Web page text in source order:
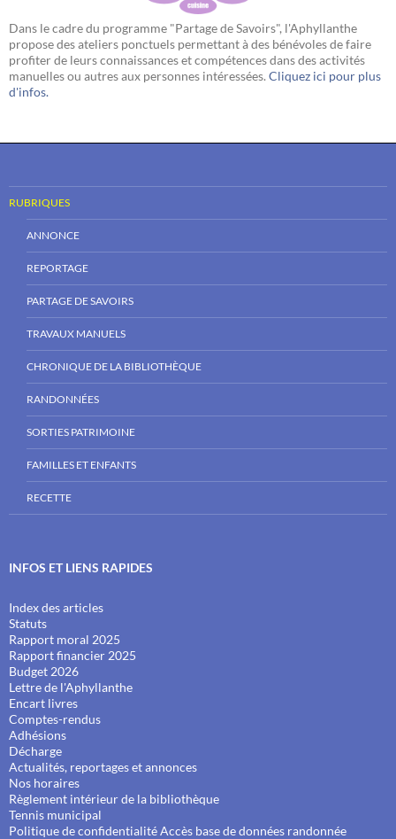
Dans le cadre du programme "Partage de Savoirs", l'Aphyllanthe
propose des ateliers ponctuels permettant à des bénévoles de faire
profiter de leurs connaissances et compétences dans des activités
manuelles ou autres aux personnes intéressées. Cliquez ici pour plus
d'infos.
RUBRIQUES
ANNONCE
REPORTAGE
PARTAGE DE SAVOIRS
TRAVAUX MANUELS
CHRONIQUE DE LA BIBLIOTHÈQUE
RANDONNÉES
SORTIES PATRIMOINE
FAMILLES ET ENFANTS
RECETTE
INFOS ET LIENS RAPIDES
Index des articles
Statuts
Rapport moral 2025
Rapport financier 2025
Budget 2026
Lettre de l'Aphyllanthe
Encart livres
Comptes-rendus
Adhésions
Décharge
Actualités, reportages et annonces
Nos horaires
Règlement intérieur de la bibliothèque
Tennis municipal
Politique de confidentialitéAccès base de données randonnée